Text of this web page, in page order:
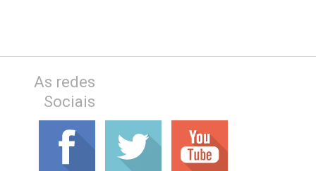
As redes
Sociais